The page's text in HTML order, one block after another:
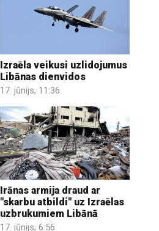
Izraēla veikusi uzlidojumus
Libānas dienvidos
17. jūnijs, 11:36
Irānas armija draud ar
"skarbu atbildi" uz Izraēlas
uzbrukumiem Libānā
17. jūnijs, 6:56